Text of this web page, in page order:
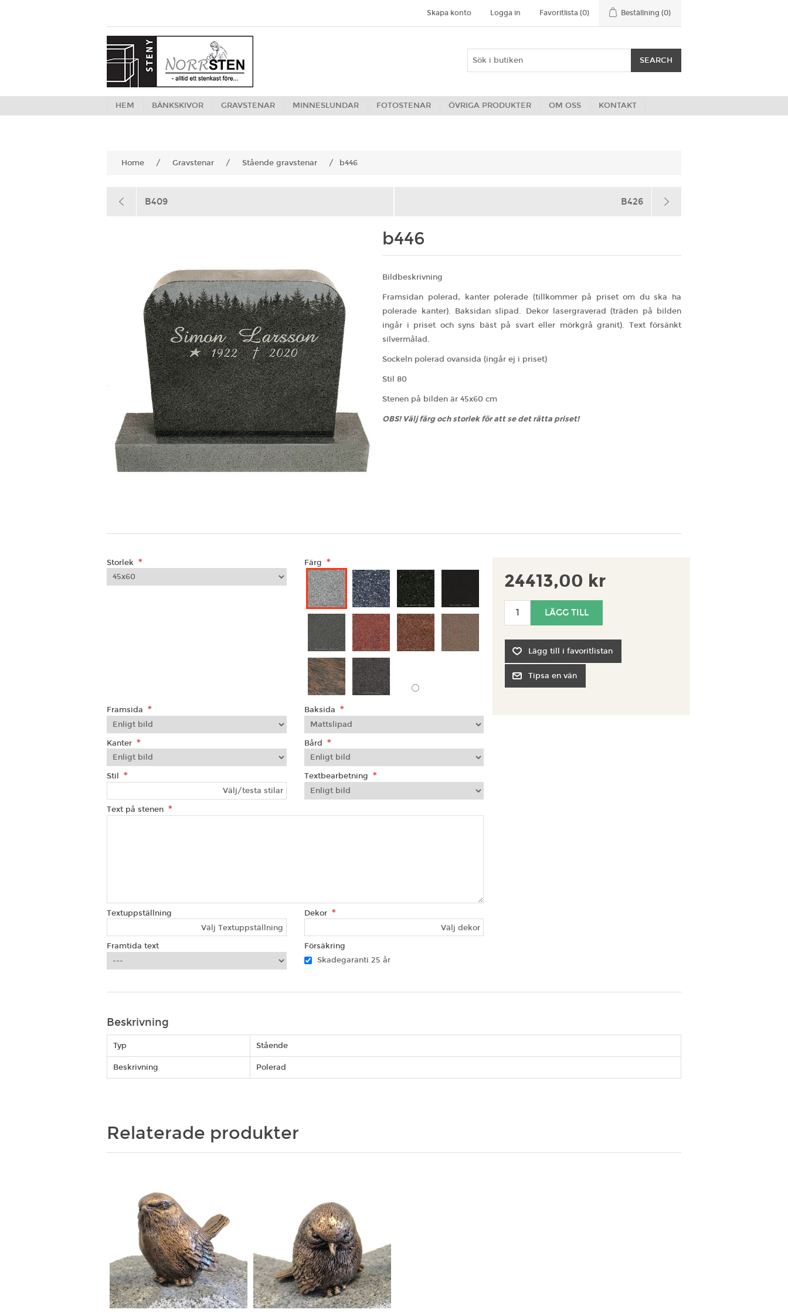
Skapa konto Logga in Favoritlista (0) Beställning (0)
HEM BÄNKSKIVOR GRAVSTENAR MINNESLUNDAR FOTOSTENAR ÖVRIGA PRODUKTER OM OSS KONTAKT
Home / Gravstenar / Stående gravstenar / b446
B409 B426
b446
Bildbeskrivning
Framsidan polerad, kanter polerade (tillkommer på priset om du ska ha
polerade kanter). Baksidan slipad. Dekor lasergraverad (träden på bilden
ingår i priset och syns bäst på svart eller mörkgrå granit). Text försänkt
silvermålad.
Sockeln polerad ovansida (ingår ej i priset)
Stil 80
Stenen på bilden är 45x60 cm
OBS! Välj färg och storlek för att se det rätta priset!
Storlek * Färg *
Framsida * Baksida *
Kanter * Bård *
Stil *
Välj/testa stilar
Textbearbetning *
Text på stenen *
Textuppställning
Välj Textuppställning
Dekor *
Välj dekor
Framtida text
Försäkring
Skadegaranti 25 år
24413,00 kr
Beskrivning
Typ Stående
Beskrivning Polerad
Relaterade produkter